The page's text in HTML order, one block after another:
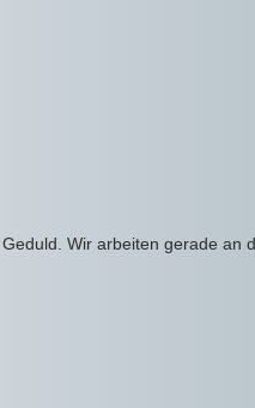
Wir arbeiten gerade an